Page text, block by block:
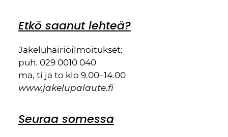
Etkö saanut lehteä?
Jakeluhäiriöilmoitukset:
puh. 029 0010 040
ma, ti ja to klo 9.00–14.00
www.jakelupalaute.fi
Seuraa somessa